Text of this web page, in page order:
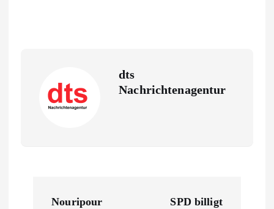
dts
Nachrichtenagentur
Nouripour
SPD billigt